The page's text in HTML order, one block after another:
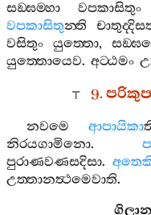
සඞ‍්ඝම‍්හා
වපකාසිතුං
වපකාසිතුන‍්ති
වසිතුං
යුත‍්තො,
යුත‍්තොයෙව. අට‍්ඨමං
9.
නවමෙ ආපායිකා
නිරයගාමිනො.
පුරාණවණසදිසා.
උත‍්තානත්‍ථමෙවාති.